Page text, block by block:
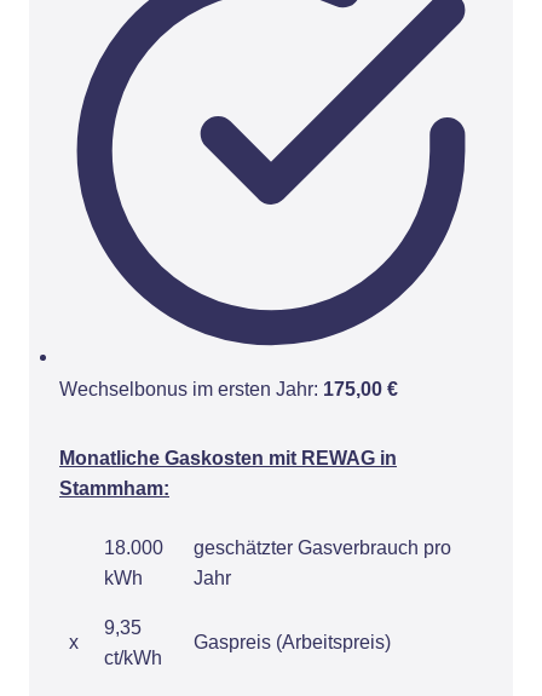
Wechselbonus im ersten Jahr: 175,00 €
Monatliche Gaskosten mit REWAG in
Stammham:
18.000
kWh
geschätzter Gasverbrauch pro
Jahr
x
9,35
ct/kWh
Gaspreis (Arbeitspreis)